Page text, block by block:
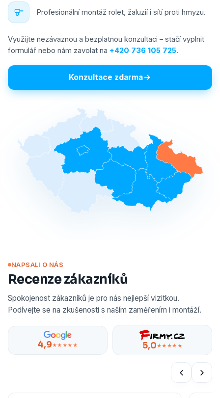
Profesionální montáž rolet, žaluzií i sítí proti hmyzu.
Využijte nezávaznou a bezplatnou konzultaci – stačí vyplnit
formulář nebo nám zavolat na +420 736 105 725.
Konzultace zdarma
NAPSALI O NÁS
Recenze zákazníků
Spokojenost zákazníků je pro nás nejlepší vizitkou.
Podívejte se na zkušenosti s naším zaměřením i montáží.
4,9★★★★★ 5,0★★★★★